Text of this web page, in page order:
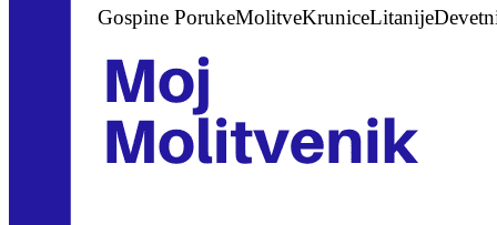
Gospine PorukeMolitveKruniceLitanije